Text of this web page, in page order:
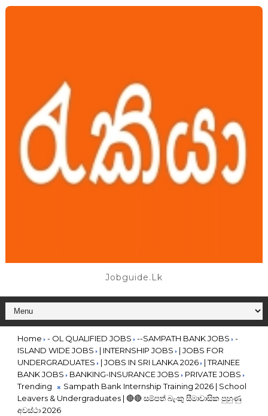
Jobguide.lk
Home - OL QUALIFIED JOBS --SAMPATH BANK JOBS
-
ISLAND WIDE JOBS
| INTERNSHIP JOBS
| JOBS FOR
UNDERGRADUATES
| JOBS IN SRI LANKA 2026
| TRAINEE
BANK JOBS
BANKING-INSURANCE JOBS
PRIVATE JOBS
Trending
Sampath Bank Internship Training 2026 | School
Leavers & Undergraduates | 🔴🔴 සම්පත් බැංකු සීමාවාසික පුහුණු
අවස්ථා 2026